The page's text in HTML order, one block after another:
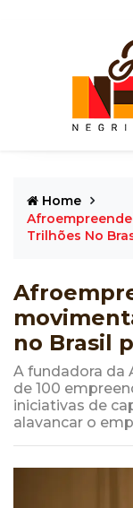
Home
Trilhões No
no Brasil
A fundadora da
de 100
iniciativas de
alavancar o